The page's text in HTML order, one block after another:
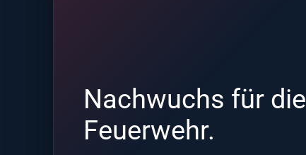
Nachwuchs für die
Feuerwehr.